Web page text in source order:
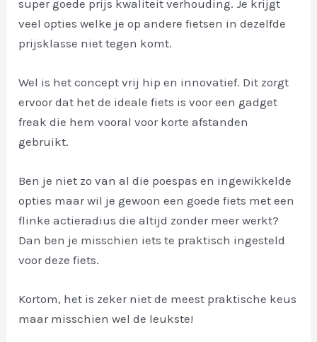
super goede prijs kwaliteit verhouding. Je krijgt
veel opties welke je op andere fietsen in dezelfde
prijsklasse niet tegen komt.
Wel is het concept vrij hip en innovatief. Dit zorgt
ervoor dat het de ideale fiets is voor een gadget
freak die hem vooral voor korte afstanden
gebruikt.
Ben je niet zo van al die poespas en ingewikkelde
opties maar wil je gewoon een goede fiets met een
flinke actieradius die altijd zonder meer werkt?
Dan ben je misschien iets te praktisch ingesteld
voor deze fiets.
Kortom, het is zeker niet de meest praktische keus
maar misschien wel de leukste!